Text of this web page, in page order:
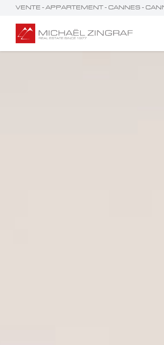
VENTE - APPARTEMENT - CANNES -